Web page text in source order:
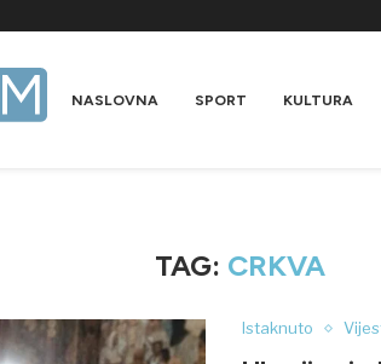
NASLOVNA SPORT KULTURA
TAG: CRKVA
Istaknuto